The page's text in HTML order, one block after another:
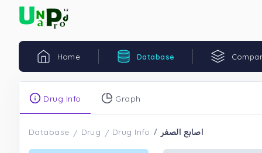
Home Database
Drug Info Graph
Database Drug Drug Info اصابع الصفر